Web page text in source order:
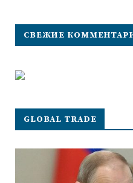
СВЕЖИЕ
GLOBAL TRADE